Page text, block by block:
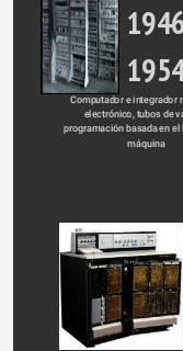
Computador e integrador
electrónico, tubos de
programación basada en el
máquina